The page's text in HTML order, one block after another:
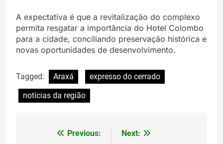
A expectativa é que a revitalização do complexo
permita resgatar a importância do Hotel Colombo
para a cidade, conciliando preservação histórica e
novas oportunidades de desenvolvimento.
Tagged: Araxá
expresso do cerrado
notícias da região
Navegação
Previous:
Next: